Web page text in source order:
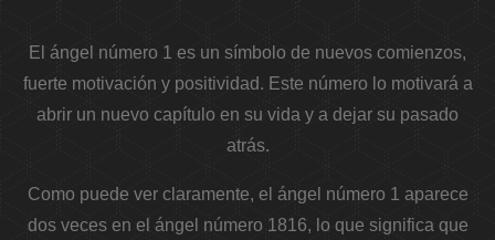
El ángel número 1 es un símbolo de nuevos comienzos,
fuerte motivación y positividad. Este número lo motivará a
abrir un nuevo capítulo en su vida y a dejar su pasado
atrás.
Como puede ver claramente, el ángel número 1 aparece
dos veces en el ángel número 1816, lo que significa que